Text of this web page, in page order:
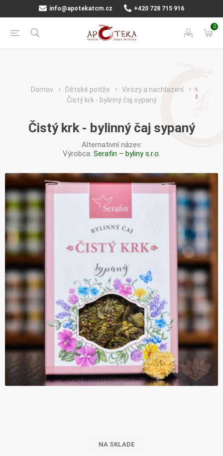
info@apotekatcm.cz +420 728 715 916
0
Domov Dětské potíže
Virózy a nachlazení
Čistý krk - bylinný čaj sypaný
Čistý krk - bylinný čaj sypaný
Alternativní název:
Výrobca: Serafin – byliny s.r.o.
NA SKLADE